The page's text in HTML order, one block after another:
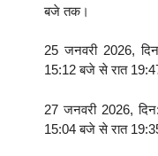
बजे तक।
25 जनवरी 2026,
15:12 बजे से रात
27 जनवरी 2026,
15:04 बजे से रात